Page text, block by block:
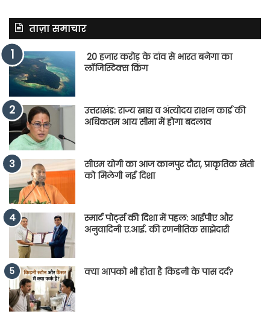
ताज़ा समाचार
20 हजार करोड़ के दांव से भारत बनेगा का
लॉजिस्टिक्स किंग
उत्तराखंड: राज्य खाद्य व अंत्योदय राशन कार्ड की
अधिकतम आय सीमा में होगा बदलाव
सीएम योगी का आज कानपुर दौरा, प्राकृतिक खेती
को मिलेगी नई दिशा
स्मार्ट पोर्ट्स की दिशा में पहल: आईपीए और
अनुवादिनी ए.आई. की रणनीतिक साझेदारी
क्या आपको भी होता है किडनी के पास दर्द?